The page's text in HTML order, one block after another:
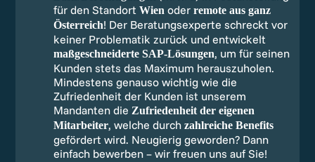
für den Standort Wien oder remote aus ganz
Österreich! Der Beratungsexperte schreckt vor
keiner Problematik zurück und entwickelt
maßgeschneiderte SAP-Lösungen, um für seinen
Kunden stets das Maximum herauszuholen.
Mindestens genauso wichtig wie die
Zufriedenheit der Kunden ist unserem
Mandanten die Zufriedenheit der eigenen
Mitarbeiter, welche durch zahlreiche Benefits
gefördert wird. Neugierig geworden? Dann
einfach bewerben – wir freuen uns auf Sie!